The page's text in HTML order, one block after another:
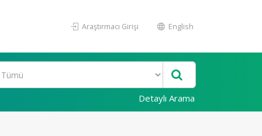
Araştırmacı Girişi English
Detaylı Arama